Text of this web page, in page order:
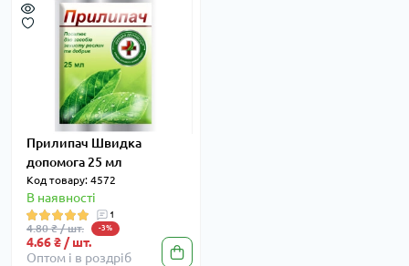
Прилипач Швидка
допомога 25 мл
Код товару: 4572
В наявності
1
4.80 ₴ / шт. -3%
4.66 ₴ / шт.
Оптом і в роздріб